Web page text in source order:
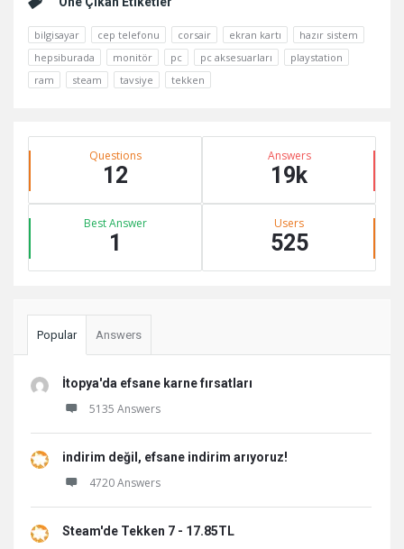
bilgisayar cep telefonu corsair ekran kartı
hazır sistem
hepsiburada
monitör pc pc aksesuarları
playstation
ram
steam tavsiye tekken
Stats Questions
12
Answers
19k
Best Answer
1
Users
525
Popular Answers
İtopya'da efsane karne fırsatları
5135 Answers
indirim değil, efsane indirim arıyoruz!
4720 Answers
Steam'de Tekken 7 - 17.85TL